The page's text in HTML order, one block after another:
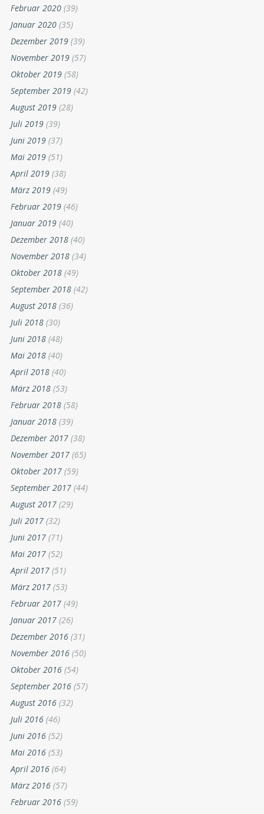
Februar 2020 (39)
Januar 2020 (35)
Dezember 2019 (39)
November 2019 (57)
Oktober 2019 (58)
September 2019 (42)
August 2019 (28)
Juli 2019 (39)
Juni 2019 (37)
Mai 2019 (51)
April 2019 (38)
März 2019 (49)
Februar 2019 (46)
Januar 2019 (40)
Dezember 2018 (40)
November 2018 (34)
Oktober 2018 (49)
September 2018 (42)
August 2018 (36)
Juli 2018 (30)
Juni 2018 (48)
Mai 2018 (40)
April 2018 (40)
März 2018 (53)
Februar 2018 (58)
Januar 2018 (39)
Dezember 2017 (38)
November 2017 (65)
Oktober 2017 (59)
September 2017 (44)
August 2017 (29)
Juli 2017 (32)
Juni 2017 (71)
Mai 2017 (52)
April 2017 (51)
März 2017 (53)
Februar 2017 (49)
Januar 2017 (26)
Dezember 2016 (31)
November 2016 (50)
Oktober 2016 (54)
September 2016 (57)
August 2016 (32)
Juli 2016 (46)
Juni 2016 (52)
Mai 2016 (53)
April 2016 (64)
März 2016 (57)
Februar 2016 (59)